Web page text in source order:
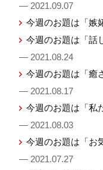
— 2021.09.07
今週のお題は「嫉
今週のお題は「話
— 2021.08.24
今週のお題は「癒
— 2021.08.17
今週のお題は「私
— 2021.08.03
今週のお題は「お
— 2021.07.27